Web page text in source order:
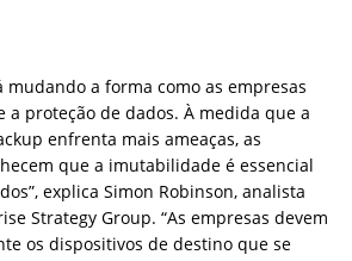
mudando a forma como as empresas
a proteção de dados. À medida que a
enfrenta mais ameaças, as
que a imutabilidade é essencial
explica Simon Robinson, analista
Strategy Group. “As empresas devem
os dispositivos de destino que se